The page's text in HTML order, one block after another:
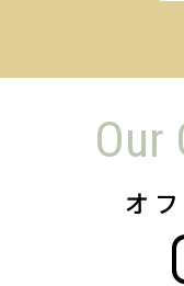
Our
オ